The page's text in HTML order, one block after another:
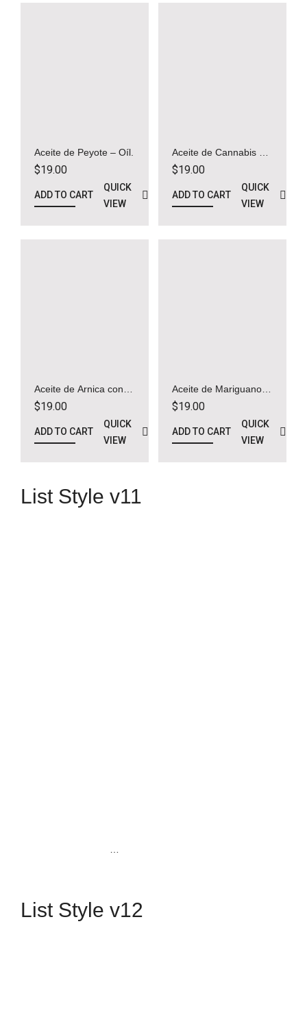
Aceite de Peyote – Oíl.
$19.00
ADD TO CART
QUICK
VIEW
Aceite de Cannabis –
Oil
$19.00
ADD TO CART
QUICK
VIEW
Aceite de Arnica con
Diclofenaco y
Naproxeno – Oil
$19.00
ADD TO CART
QUICK
VIEW
Aceite de Mariguanol –
Oil
$19.00
ADD TO CART
QUICK
VIEW
List Style v11
List Style v12